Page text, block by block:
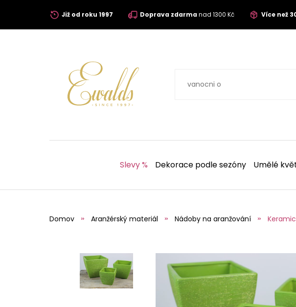
Již od roku 1997 Doprava zdarmanad 1300 Kč Více než
Slevy % Dekorace podle sezóny Umělé
Domov Aranžérský materiál Nádoby na aranžování